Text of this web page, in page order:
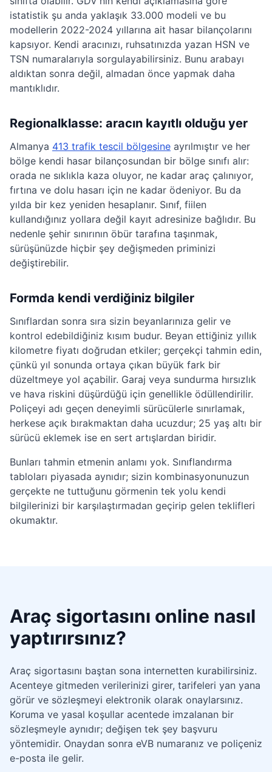
istatistik şu anda yaklaşık 33.000 modeli ve bu
modellerin 2022-2024 yıllarına ait hasar bilançolarını
kapsıyor. Kendi aracınızı, ruhsatınızda yazan HSN ve
TSN numaralarıyla sorgulayabilirsiniz. Bunu arabayı
aldıktan sonra değil, almadan önce yapmak daha
mantıklıdır.
Regionalklasse: aracın kayıtlı olduğu yer
Almanya 413 trafik tescil bölgesine ayrılmıştır ve her
bölge kendi hasar bilançosundan bir bölge sınıfı alır:
orada ne sıklıkla kaza oluyor, ne kadar araç çalınıyor,
fırtına ve dolu hasarı için ne kadar ödeniyor. Bu da
yılda bir kez yeniden hesaplanır. Sınıf, fiilen
kullandığınız yollara değil kayıt adresinize bağlıdır. Bu
nedenle şehir sınırının öbür tarafına taşınmak,
sürüşünüzde hiçbir şey değişmeden priminizi
değiştirebilir.
Formda kendi verdiğiniz bilgiler
Sınıflardan sonra sıra sizin beyanlarınıza gelir ve
kontrol edebildiğiniz kısım budur. Beyan ettiğiniz yıllık
kilometre fiyatı doğrudan etkiler; gerçekçi tahmin edin,
çünkü yıl sonunda ortaya çıkan büyük fark bir
düzeltmeye yol açabilir. Garaj veya sundurma hırsızlık
ve hava riskini düşürdüğü için genellikle ödüllendirilir.
Poliçeyi adı geçen deneyimli sürücülerle sınırlamak,
herkese açık bırakmaktan daha ucuzdur; 25 yaş altı bir
sürücü eklemek ise en sert artışlardan biridir.
Bunları tahmin etmenin anlamı yok. Sınıflandırma
tabloları piyasada aynıdır; sizin kombinasyonunuzun
gerçekte ne tuttuğunu görmenin tek yolu kendi
bilgilerinizi bir karşılaştırmadan geçirip gelen teklifleri
okumaktır.
Araç sigortasını online nasıl
yaptırırsınız?
Araç sigortasını baştan sona internetten kurabilirsiniz.
Acenteye gitmeden verilerinizi girer, tarifeleri yan yana
görür ve sözleşmeyi elektronik olarak onaylarsınız.
Koruma ve yasal koşullar acentede imzalanan bir
sözleşmeyle aynıdır; değişen tek şey başvuru
yöntemidir. Onaydan sonra eVB numaranız ve poliçeniz
e-posta ile gelir.